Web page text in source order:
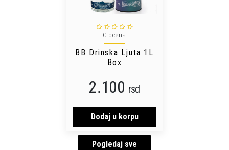
0 ocena
BB Drinska Ljuta 1L
Box
2.100 rsd
Dodaj u korpu
Pogledaj sve